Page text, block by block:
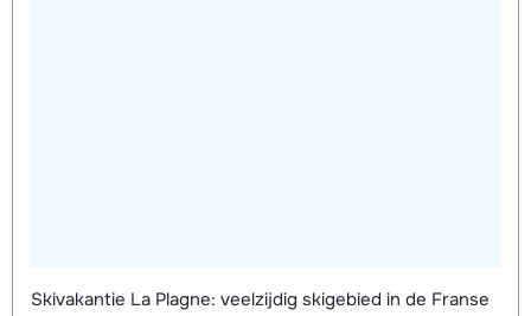
Skivakantie La Plagne: veelzijdig skigebied in de Franse